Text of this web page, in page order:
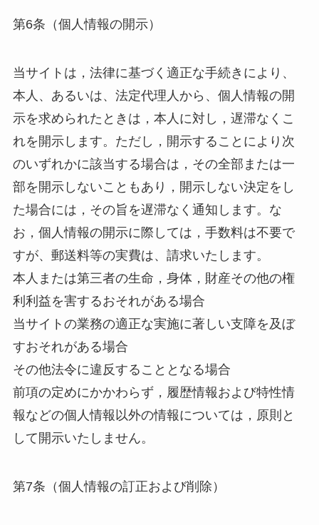
第6条（個人情報の開示）
当サイトは，法律に基づく適正な手続きにより、
本人、あるいは、法定代理人から、個人情報の開
示を求められたときは，本人に対し，遅滞なくこ
れを開示します。ただし，開示することにより次
のいずれかに該当する場合は，その全部または一
部を開示しないこともあり，開示しない決定をし
た場合には，その旨を遅滞なく通知します。な
お，個人情報の開示に際しては，手数料は不要で
すが、郵送料等の実費は、請求いたします。
本人または第三者の生命，身体，財産その他の権
利利益を害するおそれがある場合
当サイトの業務の適正な実施に著しい支障を及ぼ
すおそれがある場合
その他法令に違反することとなる場合
前項の定めにかかわらず，履歴情報および特性情
報などの個人情報以外の情報については，原則と
して開示いたしません。
第7条（個人情報の訂正および削除）